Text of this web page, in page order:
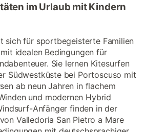
im Urlaub mit Kindern
sich für sportbegeisterte Familien
idealen Bedingungen für
Sie lernen Kitesurfen
Südwestküste bei Portoscuso mit
ab neun Jahren in flachem
und modernen Hybrid
Anfänger finden in der
Valledoria San Pietro a Mare